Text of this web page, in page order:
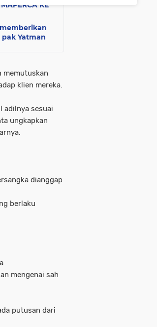
KE
Yatman
memutuskan
klien mereka.
adilnya sesuai
ungkapkan
dianggap
berlaku
mengenai sah
putusan dari